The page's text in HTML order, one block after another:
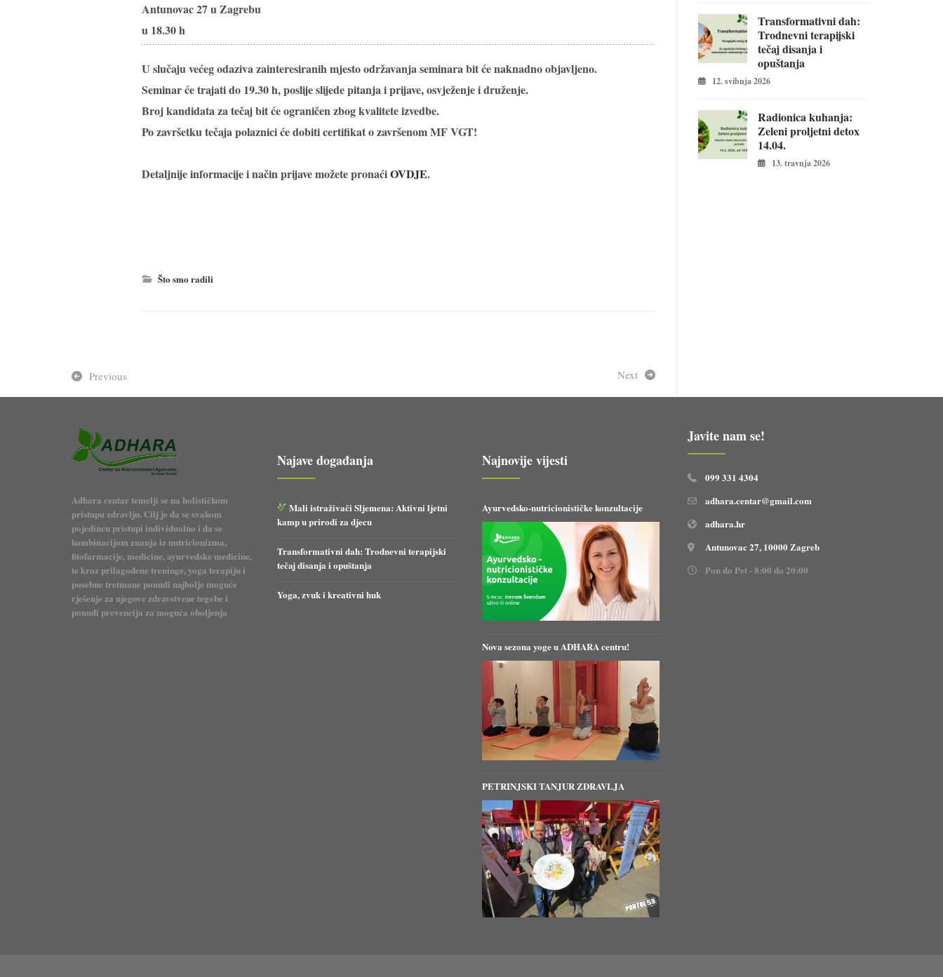
Antunovac 27 u Zagrebu
u 18.30 h
U slučaju većeg odaziva zainteresiranih mjesto održavanja seminara bit će naknadno objavljeno.
Seminar će trajati do 19.30 h, poslije slijede pitanja i prijave, osvježenje i druženje.
Broj kandidata za tečaj bit će ograničen zbog kvalitete izvedbe.
Po završetku tečaja polaznici će dobiticertifikat o završenom MF VGT!
Detaljnije informacije i način prijave možete pronaćiOVDJE.
Što smo radili
Previous Next
Transformativni dah:
Trodnevni terapijski
tečaj disanja i
opuštanja
12. svibnja 2026
Radionica kuhanja:
Zeleni proljetni detox
14.04.
13. travnja 2026
Adhara centar temelji se na holističkom
pristupu zdravlju. Cilj je da se svakom
pojedincu pristupi individualno i da se
kombinacijom znanja iz nutricionizma,
fitofarmacije, medicine, ayurvedske medicine,
te kroz prilagođene treninge, yoga terapiju i
posebne tretmane ponudi najbolje moguće
rješenje za njegove zdravstvene tegobe i
ponudi prevencija za moguća oboljenja
Najave događanja
Mali istraživači Sljemena: Aktivni ljetni
kamp u prirodi za djecu
Transformativni dah: Trodnevni terapijski
tečaj disanja i opuštanja
Yoga, zvuk i kreativni huk
Najnovije vijesti
Ayurvedsko-nutricionističke konzultacije
Nova sezona yoge u ADHARA centru!
PETRINJSKI TANJUR ZDRAVLJA
Javite nam se!
099 331 4304
adhara.centar@gmail.com
adhara.hr
Antunovac 27, 10000 Zagreb
Pon do Pet - 8:00 do 20:00